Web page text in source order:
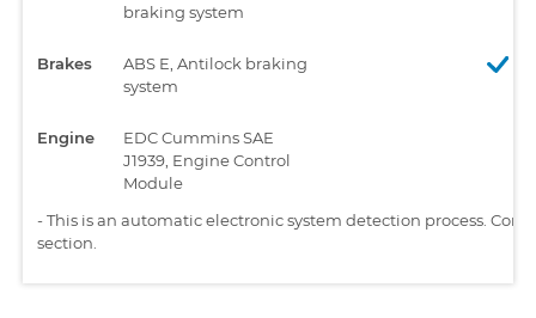
braking system
Brakes
ABS E, Antilock braking
system
Engine
EDC Cummins SAE
J1939, Engine Control
Module
-This is an automatic electronic system detection process.
section.